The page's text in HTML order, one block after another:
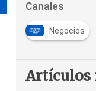
Canales
Negocios
Artículos